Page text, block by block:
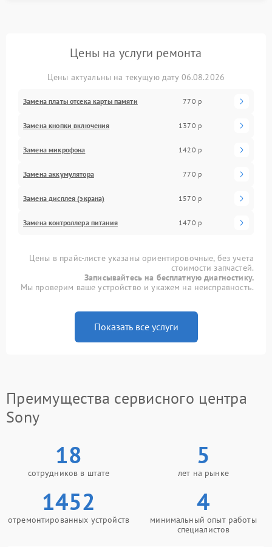
Цены на услуги ремонта
Цены актуальны на текущую дату 06.08.2026
Замена платы отсека карты памяти 770 р
Замена кнопки включения 1370 р
Замена микрофона 1420 р
Замена аккумулятора 770 р
Замена дисплея (экрана) 1570 р
Замена контроллера питания 1470 р
Цены в прайс-листе указаны ориентировочные, без учета
стоимости запчастей.
Записывайтесь на бесплатную диагностику.
Мы проверим ваше устройство и укажем на неисправность.
Показать все услуги
Преимущества сервисного центра
Sony
18
сотрудников в штате
5
лет на рынке
1452
отремонтированных устройств
4
минимальный опыт работы
специалистов